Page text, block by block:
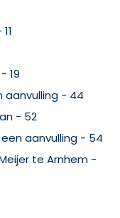
19
aanvulling - 44
- 52
aanvulling - 54
te Arnhem -